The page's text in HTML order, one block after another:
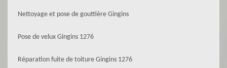
Nettoyage et pose de gouttière Gingins
Pose de velux Gingins 1276
Réparation fuite de toiture Gingins 1276